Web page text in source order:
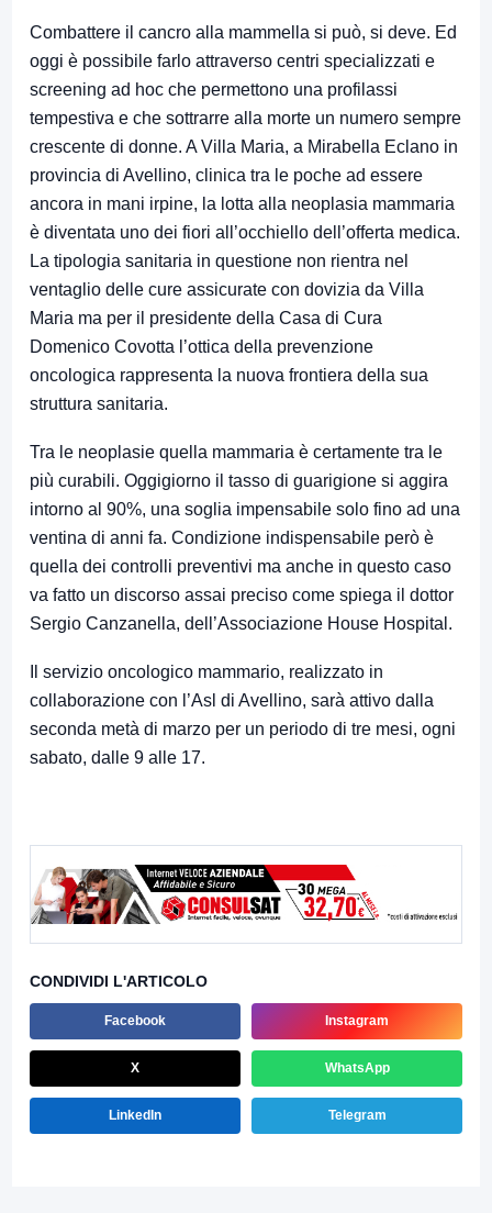
Combattere il cancro alla mammella si può, si deve. Ed
oggi è possibile farlo attraverso centri specializzati e
screening ad hoc che permettono una profilassi
tempestiva e che sottrarre alla morte un numero sempre
crescente di donne. A Villa Maria, a Mirabella Eclano in
provincia di Avellino, clinica tra le poche ad essere
ancora in mani irpine, la lotta alla neoplasia mammaria
è diventata uno dei fiori all’occhiello dell’offerta medica.
La tipologia sanitaria in questione non rientra nel
ventaglio delle cure assicurate con dovizia da Villa
Maria ma per il presidente della Casa di Cura
Domenico Covotta l’ottica della prevenzione
oncologica rappresenta la nuova frontiera della sua
struttura sanitaria.
Tra le neoplasie quella mammaria è certamente tra le
più curabili. Oggigiorno il tasso di guarigione si aggira
intorno al 90%, una soglia impensabile solo fino ad una
ventina di anni fa. Condizione indispensabile però è
quella dei controlli preventivi ma anche in questo caso
va fatto un discorso assai preciso come spiega il dottor
Sergio Canzanella, dell’Associazione House Hospital.
Il servizio oncologico mammario, realizzato in
collaborazione con l’Asl di Avellino, sarà attivo dalla
seconda metà di marzo per un periodo di tre mesi, ogni
sabato, dalle 9 alle 17.
CONDIVIDI L'ARTICOLO
Facebook Instagram
X WhatsApp
LinkedIn Telegram